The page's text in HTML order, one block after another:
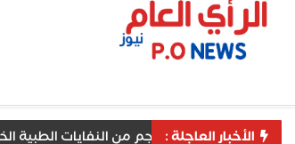
الأخبار العاجلة :قبل تسريبها ومنع مخاطر بيئية وصحية جسيمة